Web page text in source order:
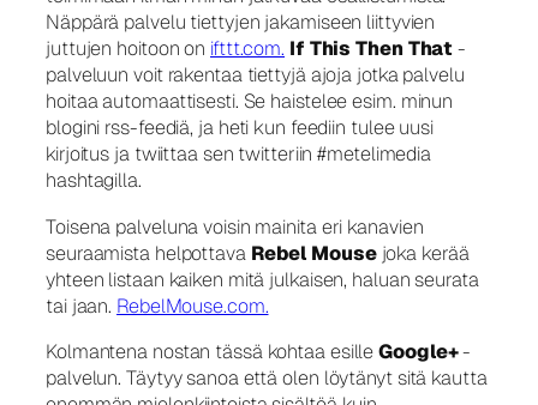
Näppärä palvelu tiettyjen jakamiseen liittyvien
juttujen hoitoon on ifttt.com. If This Then That-
palveluun voit rakentaa tiettyjä ajoja jotka palvelu
hoitaa automaattisesti. Se haistelee esim. minun
blogini rss-feediä, ja heti kun feediin tulee uusi
kirjoitus ja twiittaa sen twitteriin #metelimedia
hashtagilla.
Toisena palveluna voisin mainita eri kanavien
seuraamista helpottava Rebel Mousejoka kerää
yhteen listaan kaiken mitä julkaisen, haluan seurata
tai jaan. RebelMouse.com.
Kolmantena nostan tässä kohtaa esilleGoogle+-
palvelun. Täytyy sanoa että olen löytänyt sitä kautta